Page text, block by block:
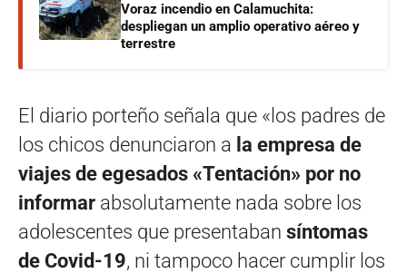
Voraz incendio en Calamuchita:
despliegan un amplio operativo aéreo y
terrestre
El diario porteño señala que «los padres de
los chicos denunciaron a la empresa de
viajes de egesados «Tentación» por no
informar absolutamente nada sobre los
adolescentes que presentaban síntomas
de Covid-19, ni tampoco hacer cumplir los